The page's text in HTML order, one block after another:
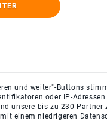
und weiter"-Buttons
oder IP-
unsere bis zu 230 Partner
einem niedrigeren